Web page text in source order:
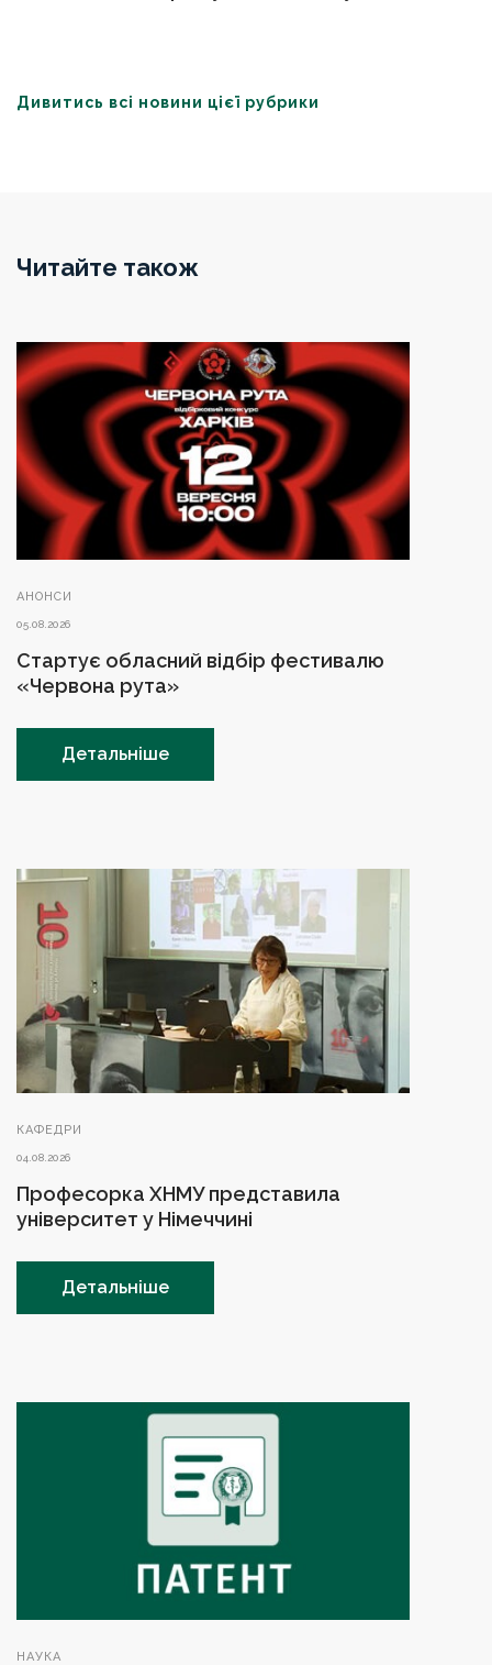
Дивитись всі новини цієї рубрики
Читайте також
АНОНСИ
05.08.2026
Стартує обласний відбір фестивалю
«Червона рута»
Детальніше
КАФЕДРИ
04.08.2026
Професорка ХНМУ представила
університет у Німеччині
Детальніше
НАУКА